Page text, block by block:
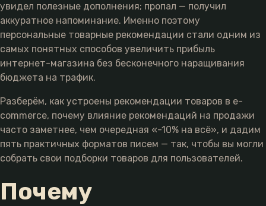
увидел полезные дополнения; пропал — получил
аккуратное напоминание. Именно поэтому
персональные товарные рекомендации стали одним из
самых понятных способов увеличить прибыль
интернет-магазина без бесконечного наращивания
бюджета на трафик.
Разберём, как устроены рекомендации товаров в e-
commerce, почему влияние рекомендаций на продажи
часто заметнее, чем очередная «-10% на всё», и дадим
пять практичных форматов писем — так, чтобы вы могли
собрать свои подборки товаров для пользователей.
Почему